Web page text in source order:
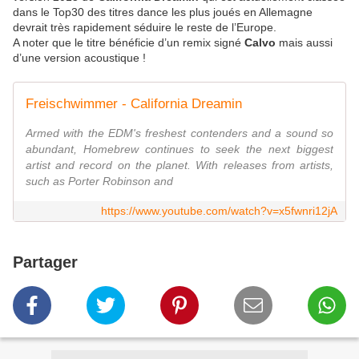
dans le Top30 des titres dance les plus joués en Allemagne
devrait très rapidement séduire le reste de l’Europe.
A noter que le titre bénéficie d’un remix signé Calvo mais aussi
d’une version acoustique !
Freischwimmer - California Dreamin
Armed with the EDM's freshest contenders and a sound so
abundant, Homebrew continues to seek the next biggest
artist and record on the planet. With releases from artists,
such as Porter Robinson and
https://www.youtube.com/watch?v=x5fwnri12jA
Partager